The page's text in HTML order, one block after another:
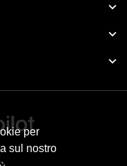
per
sul nostro